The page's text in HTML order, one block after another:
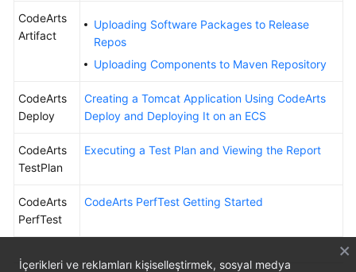
Agreement
Endpoints
Permissions
CodeArts
Artifact
Uploading Software Packages to Release
Repos
Uploading Components to Maven Repository
CodeArts
Deploy
Creating a Tomcat Application Using CodeArts
Deploy and Deploying It on an ECS
CodeArts
TestPlan
Executing a Test Plan and Viewing the Report
CodeArts
PerfTest
CodeArts PerfTest Getting Started
İçerikleri ve reklamları kişiselleştirmek, sosyal medya